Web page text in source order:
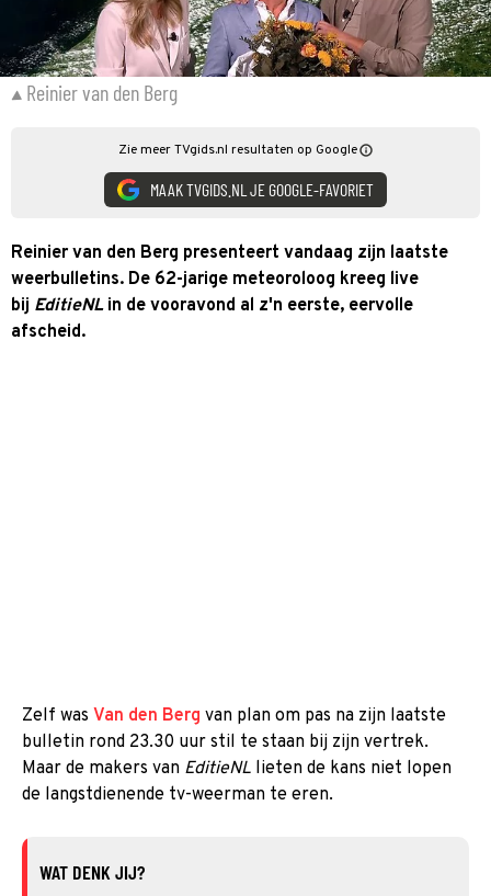
Reinier van den Berg
Zie meer TVgids.nl resultaten op Google
MAAK TVGIDS.NL JE GOOGLE-FAVORIET
Reinier van den Berg presenteert vandaag zijn laatste
weerbulletins. De 62-jarige meteoroloog kreeg live
bij EditieNL in de vooravond al z'n eerste, eervolle
afscheid.
Zelf was Van den Berg van plan om pas na zijn laatste
bulletin rond 23.30 uur stil te staan bij zijn vertrek.
Maar de makers van EditieNL lieten de kans niet lopen
de langstdienende tv-weerman te eren.
WAT DENK JIJ?